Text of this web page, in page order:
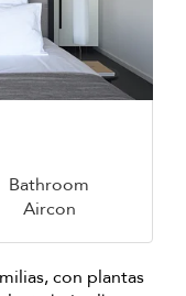
Bathroom
Aircon
con plantas